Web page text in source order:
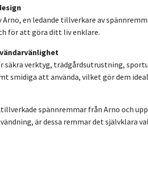
Arno, en ledande tillverkare av
för att göra ditt liv enklare.
säkra verktyg, trädgårdsutrustning,
smidiga att använda, vilket gör dem
spännremmar från Arno och
är dessa remmar det självklara